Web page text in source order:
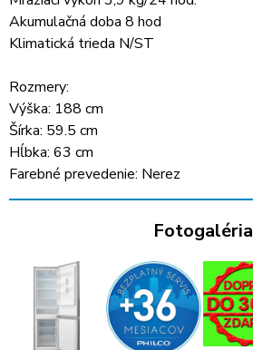
Akumulačná doba 8 hod
Klimatická trieda N/ST
Rozmery:
Výška: 188 cm
Šírka: 59.5 cm
Hĺbka: 63 cm
Farebné prevedenie: Nerez
Fotogaléria